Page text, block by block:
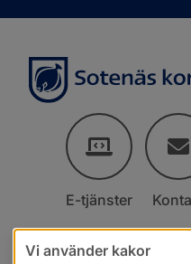
E-tjänster
Vi använder kakor